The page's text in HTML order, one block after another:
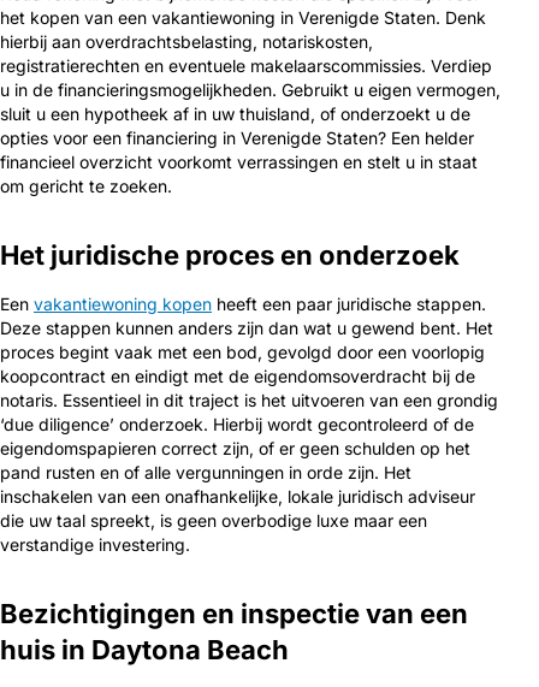
het kopen van een vakantiewoning in Verenigde Staten. Denk
hierbij aan overdrachtsbelasting, notariskosten,
registratierechten en eventuele makelaarscommissies. Verdiep
u in de financieringsmogelijkheden. Gebruikt u eigen vermogen,
sluit u een hypotheek af in uw thuisland, of onderzoekt u de
opties voor een financiering in Verenigde Staten? Een helder
financieel overzicht voorkomt verrassingen en stelt u in staat
om gericht te zoeken.
Het juridische proces en onderzoek
Een vakantiewoning kopen heeft een paar juridische stappen.
Deze stappen kunnen anders zijn dan wat u gewend bent. Het
proces begint vaak met een bod, gevolgd door een voorlopig
koopcontract en eindigt met de eigendomsoverdracht bij de
notaris. Essentieel in dit traject is het uitvoeren van een grondig
‘due diligence’ onderzoek. Hierbij wordt gecontroleerd of de
eigendomspapieren correct zijn, of er geen schulden op het
pand rusten en of alle vergunningen in orde zijn. Het
inschakelen van een onafhankelijke, lokale juridisch adviseur
die uw taal spreekt, is geen overbodige luxe maar een
verstandige investering.
Bezichtigingen en inspectie van een
huis in Daytona Beach